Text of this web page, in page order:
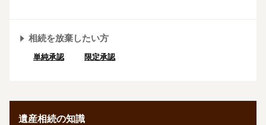
相続を放棄したい方
単純承認 限定承認
遺産相続の知識